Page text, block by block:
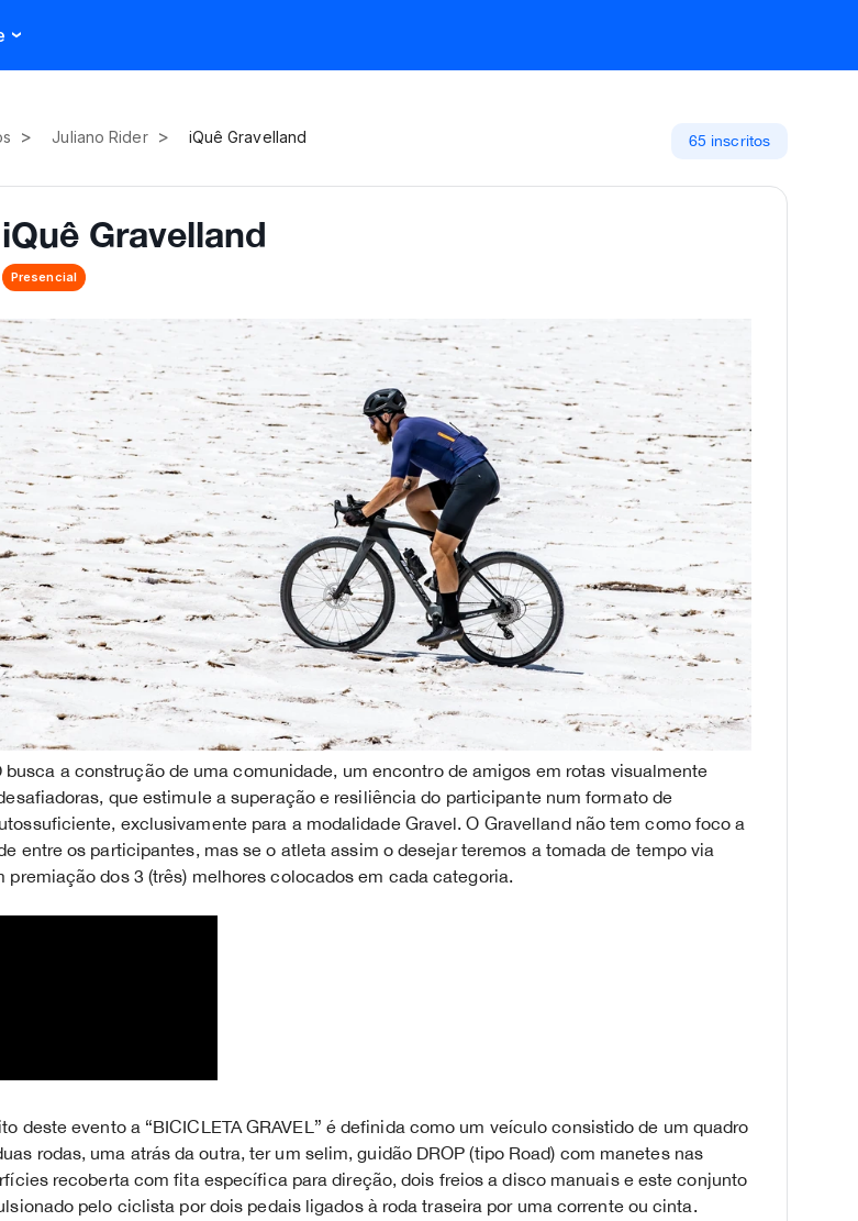
> Juliano Rider > iQuê Gravelland 65 inscritos
iQuê Gravelland
Presencial
busca a construção de uma comunidade, um encontro de amigos em rotas visualmente
que estimule a superação e resiliência do participante num formato de
exclusivamente para a modalidade Gravel. O Gravelland não tem como foco a
entre os participantes, mas se o atleta assim o desejar teremos a tomada de tempo via
premiação dos 3 (três) melhores colocados em cada categoria.
deste evento a “BICICLETA GRAVEL” é definida como um veículo consistido de um quadro
rodas, uma atrás da outra, ter um selim, guidão DROP (tipo Road) com manetes nas
recoberta com fita específica para direção, dois freios a disco manuais e este conjunto
pelo ciclista por dois pedais ligados à roda traseira por uma corrente ou cinta.